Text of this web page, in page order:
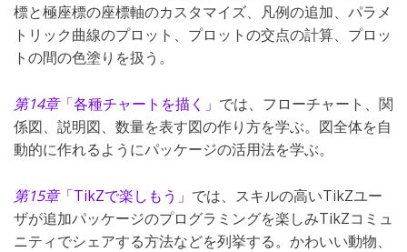
標と極座標の座標軸のカスタマイズ、凡例の追加、パラメ
トリック曲線のプロット、プロットの交点の計算、プロッ
トの間の色塗りを扱う。
第14章「各種チャートを描く」 では、フローチャート、関
係図、説明図、数量を表す図の作り方を学ぶ。図全体を自
動的に作れるようにパッケージの活用法を学ぶ。
第15章「TikZで楽しもう」 では、スキルの高いTikZユー
ザが追加パッケージのプログラミングを楽しみTikZコミュ
ニティでシェアする方法などを列挙する。かわいい動物、